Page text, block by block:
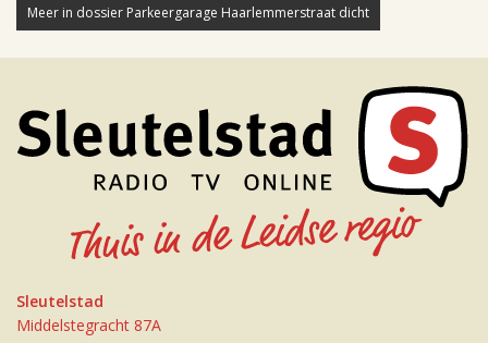
Meer in dossier Parkeergarage Haarlemmerstraat dicht
Sleutelstad
Middelstegracht 87A